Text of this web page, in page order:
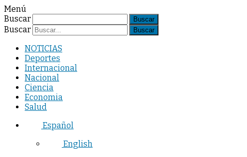
Menú
Buscar
Buscar
NOTICIAS
Deportes
Internacional
Nacional
Ciencia
Economia
Salud
Español
English